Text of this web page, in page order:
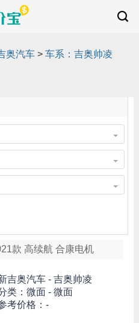
奥汽车 > 车系：吉奥帅凌
款 高续航 合康电机
吉奥汽车 - 吉奥帅凌
类：微面 - 微面
考价格：-